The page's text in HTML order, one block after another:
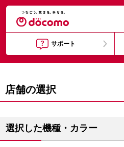
サポート
店舗の選択
選択した機種・カラー